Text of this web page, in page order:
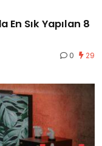
Sık Yapılan 8
0 29